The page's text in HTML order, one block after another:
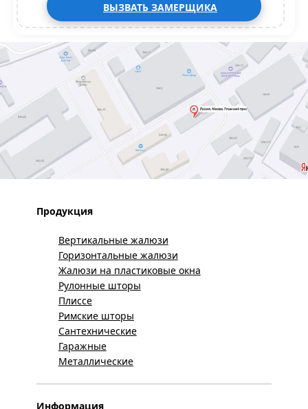
ВЫЗВАТЬ ЗАМЕРЩИКА
Продукция
Вертикальные жалюзи
Горизонтальные жалюзи
Жалюзи на пластиковые окна
Рулонные шторы
Плиссе
Римские шторы
Сантехнические
Гаражные
Металлические
Информация